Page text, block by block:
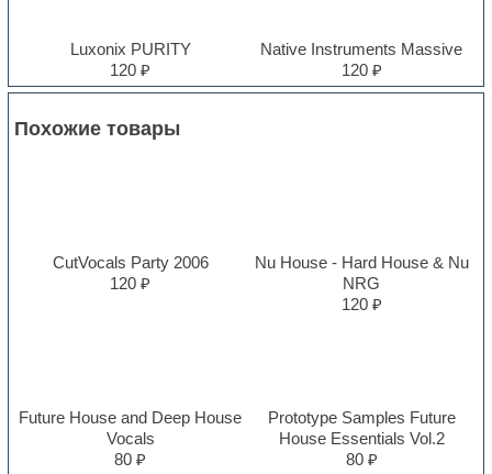
Luxonix PURITY
120 ₽
Native Instruments Massive
120 ₽
Похожие товары
CutVocals Party 2006
120 ₽
Nu House - Hard House & Nu
NRG
120 ₽
Future House and Deep House
Vocals
80 ₽
Prototype Samples Future
House Essentials Vol.2
80 ₽